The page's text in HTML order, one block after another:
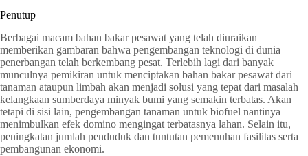
Penutup
Berbagai macam bahan bakar pesawat yang telah diuraikan
memberikan gambaran bahwa pengembangan teknologi di dunia
penerbangan telah berkembang pesat. Terlebih lagi dari banyak
munculnya pemikiran untuk menciptakan bahan bakar pesawat dari
tanaman ataupun limbah akan menjadi solusi yang tepat dari masalah
kelangkaan sumberdaya minyak bumi yang semakin terbatas. Akan
tetapi di sisi lain, pengembangan tanaman untuk biofuel nantinya
menimbulkan efek domino mengingat terbatasnya lahan. Selain itu,
peningkatan jumlah penduduk dan tuntutan pemenuhan fasilitas serta
pembangunan ekonomi.